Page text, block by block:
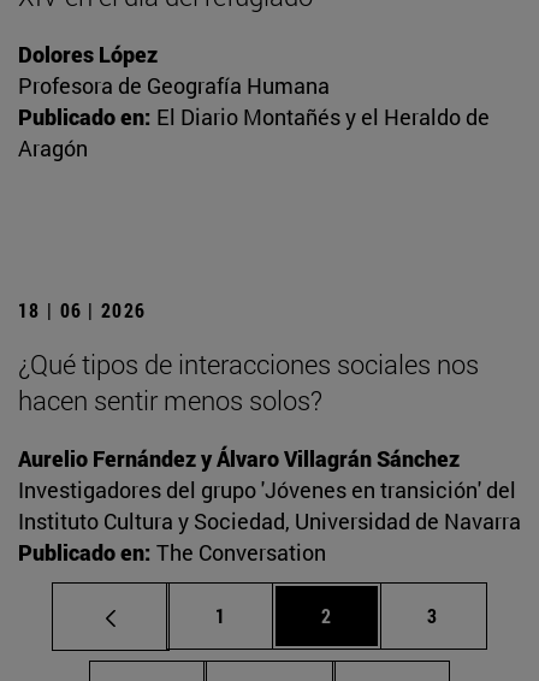
Dolores López
Profesora de Geografía Humana
Publicado en: El Diario Montañés y el Heraldo de
Aragón
18 | 06 | 2026
¿Qué tipos de interacciones sociales nos
hacen sentir menos solos?
Aurelio Fernández y Álvaro Villagrán Sánchez
Investigadores del grupo 'Jóvenes en transición' del
Instituto Cultura y Sociedad, Universidad de Navarra
Publicado en: The Conversation
Página
1 Página
2 Página
3